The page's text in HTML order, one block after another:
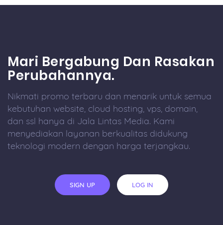
Mari Bergabung Dan Rasakan
Perubahannya.
Nikmati promo terbaru dan menarik untuk semua
kebutuhan website, cloud hosting, vps, domain,
dan ssl hanya di Jala Lintas Media. Kami
menyediakan layanan berkualitas didukung
teknologi modern dengan harga terjangkau.
SIGN UP LOG IN